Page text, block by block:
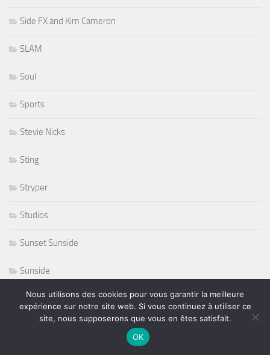
Side FX and Kim Cameron
SLAM
Soul
Sports
Stevie Nicks
Sting
Stryper
Studios
Sunset Sunside
Sunside
Susan Tedeschi
Ted Curson
Nous utilisons des cookies pour vous garantir la meilleure
expérience sur notre site web. Si vous continuez à utiliser ce
site, nous supposerons que vous en êtes satisfait.
OK